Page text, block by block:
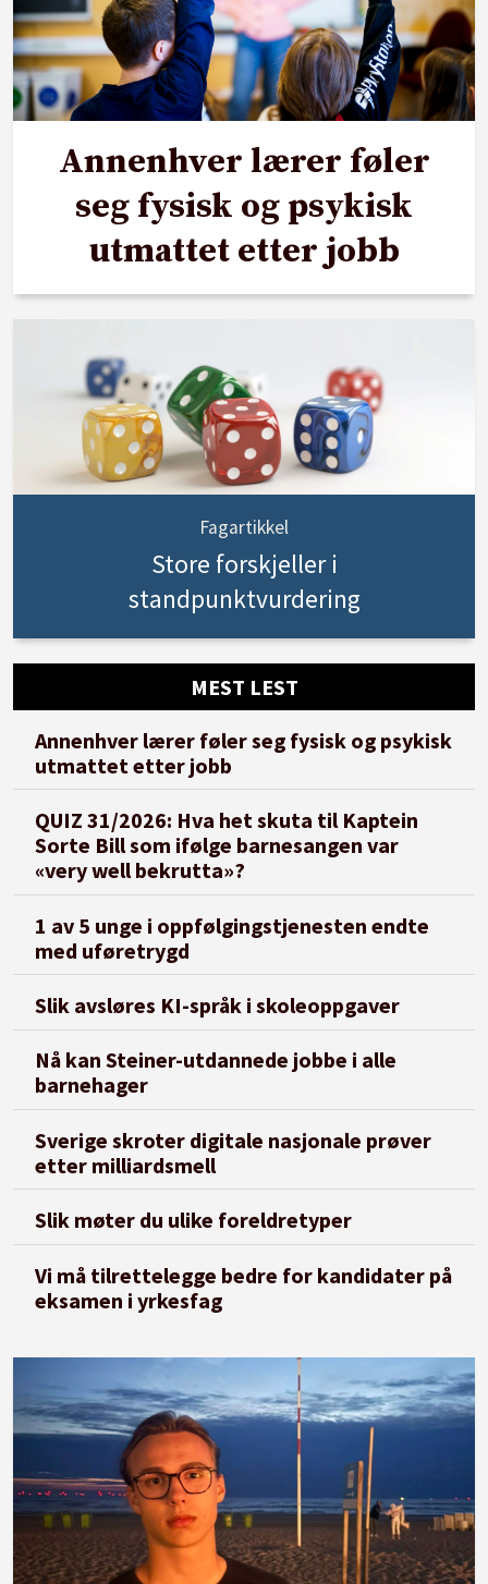
Annenhver lærer føler
seg fysisk og psykisk
utmattet etter jobb
Fagartikkel
Store forskjeller i
standpunktvurdering
MEST LEST
Annenhver lærer føler seg fysisk og psykisk
utmattet etter jobb
QUIZ 31/2026: Hva het skuta til Kaptein
Sorte Bill som ifølge barnesangen var
«very well bekrutta»?
1 av 5 unge i oppfølgingstjenesten endte
med uføretrygd
Slik avsløres KI-språk i skoleoppgaver
Nå kan Steiner-utdannede jobbe i alle
barnehager
Sverige skroter digitale nasjonale prøver
etter milliardsmell
Slik møter du ulike foreldretyper
Vi må tilrettelegge bedre for kandidater på
eksamen i yrkesfag